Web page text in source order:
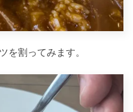
を割ってみます。